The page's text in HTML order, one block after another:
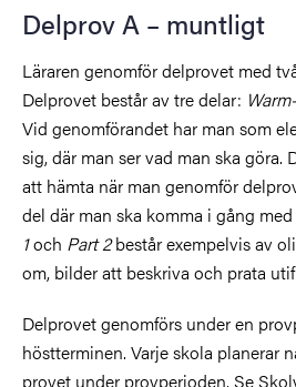
Delprov A – muntligt
Läraren genomför delprovet med
Delprovet består av tre delar:
Vid genomförandet har man som
sig, där man ser vad man ska göra.
att hämta när man genomför
del där man ska komma i gång
1och Part 2består exempelvis av
om, bilder att beskriva och prata
Delprovet genomförs under en
höstterminen. Varje skola planerar
provet under provperioden. Se